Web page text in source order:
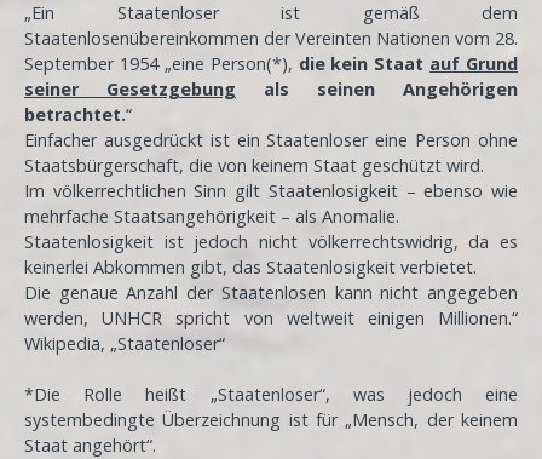
„Ein Staatenloser ist gemäß dem
Staatenlosenübereinkommen der Vereinten Nationen vom 28.
September 1954 „eine Person(*), die kein Staat auf Grund
seiner Gesetzgebung als seinen Angehörigen
betrachtet.“
Einfacher ausgedrückt ist ein Staatenloser eine Person ohne
Staatsbürgerschaft, die von keinem Staat geschützt wird.
Im völkerrechtlichen Sinn gilt Staatenlosigkeit – ebenso wie
mehrfache Staatsangehörigkeit – als Anomalie.
Staatenlosigkeit ist jedoch nicht völkerrechtswidrig, da es
keinerlei Abkommen gibt, das Staatenlosigkeit verbietet.
Die genaue Anzahl der Staatenlosen kann nicht angegeben
werden, UNHCR spricht von weltweit einigen Millionen.“
Wikipedia, „Staatenloser“
*Die Rolle heißt „Staatenloser“, was jedoch eine
systembedingte Überzeichnung ist für „Mensch, der keinem
Staat angehört“.